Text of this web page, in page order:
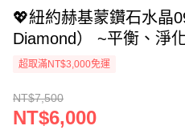
💖紐約赫基蒙鑽石水晶
Diamond） ~平衡、淨
超取滿NT$3,000免運
NT$7,500
NT$6,000